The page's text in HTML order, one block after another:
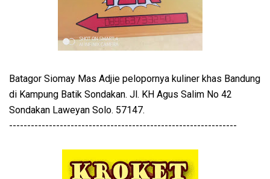
Batagor Siomay Mas Adjie pelopornya kuliner khas Bandung
di Kampung Batik Sondakan. Jl. KH Agus Salim No 42
Sondakan Laweyan Solo. 57147.
---------------------------------------------------------------